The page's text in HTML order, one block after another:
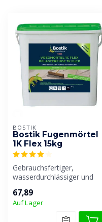
BOSTIK
Bostik Fugenmörtel
1K Flex 15kg
Gebrauchsfertiger,
wasserdurchlässiger und
Fugenmörtel zum V...
67,89
Auf Lager